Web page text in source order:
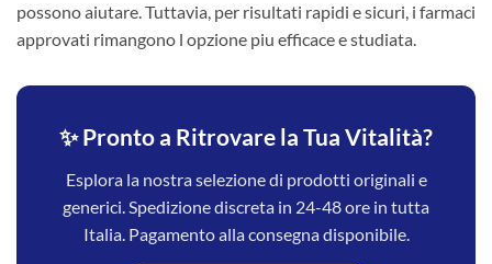
possono aiutare. Tuttavia, per risultati rapidi e sicuri, i farmaci
approvati rimangono l opzione piu efficace e studiata.
✨ Pronto a Ritrovare la Tua Vitalità?
Esplora la nostra selezione di prodotti originali e
generici. Spedizione discreta in 24-48 ore in tutta
Italia. Pagamento alla consegna disponibile.